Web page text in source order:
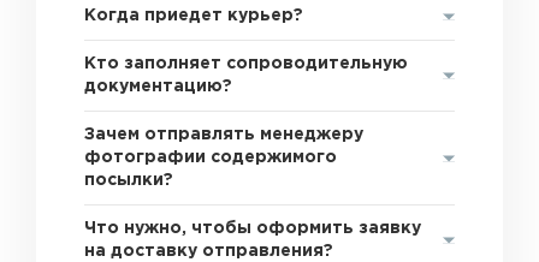
Когда приедет курьер?
Кто заполняет сопроводительную
документацию?
Зачем отправлять менеджеру
фотографии содержимого
посылки?
Что нужно, чтобы оформить заявку
на доставку отправления?